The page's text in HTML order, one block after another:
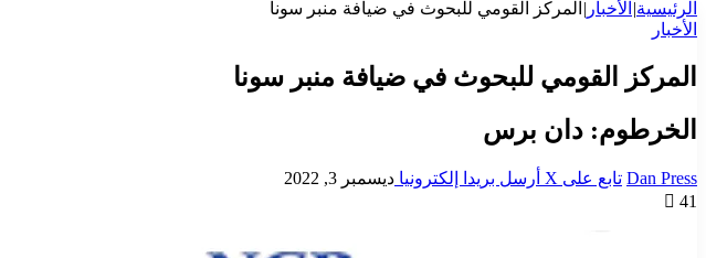
الرئيسية| الأخبار | المركز القومي للبحوث في ضيافة منبر سونا
الأخبار
المركز القومي للبحوث في ضيافة منبر سونا
الخرطوم: دان برس
Dan Press تابع على X أرسل بريدا إلكترونيا ديسمبر 3, 2022
41